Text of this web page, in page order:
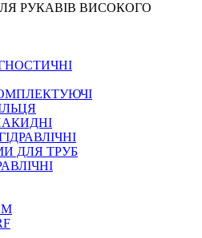
РУКАВІВ ВИСОКОГО
ДЛЯ ТРУБ